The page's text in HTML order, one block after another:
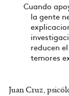
Cuando
la gente
reducen
temores
Juan Cruz,